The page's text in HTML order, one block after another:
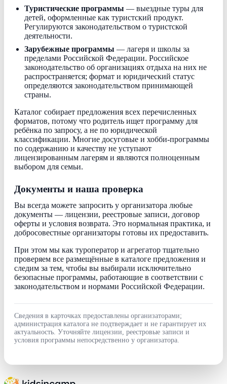
Туристические программы — выездные туры для
детей, оформленные как туристский продукт.
Регулируются законодательством о туристской
деятельности.
Зарубежные программы — лагеря и школы за
пределами Российской Федерации. Российское
законодательство об организациях отдыха на них не
распространяется; формат и юридический статус
определяются законодательством принимающей
страны.
Каталог собирает предложения всех перечисленных
форматов, потому что родитель ищет программу для
ребёнка по запросу, а не по юридической
классификации. Многие досуговые и хобби-программы
по содержанию и качеству не уступают
лицензированным лагерям и являются полноценным
выбором для семьи.
Документы и наша проверка
Вы всегда можете запросить у организатора любые
документы — лицензии, реестровые записи, договор
оферты и условия возврата. Это нормальная практика, и
добросовестные организаторы готовы их предоставить.
При этом мы как туроператор и агрегатор тщательно
проверяем все размещённые в каталоге предложения и
следим за тем, чтобы вы выбирали исключительно
безопасные программы, работающие в соответствии с
законодательством и нормами Российской Федерации.
Сведения в карточках предоставлены организаторами;
администрация каталога не подтверждает и не гарантирует их
актуальность. Уточняйте лицензии, реестровые записи и
условия программы непосредственно у организатора.